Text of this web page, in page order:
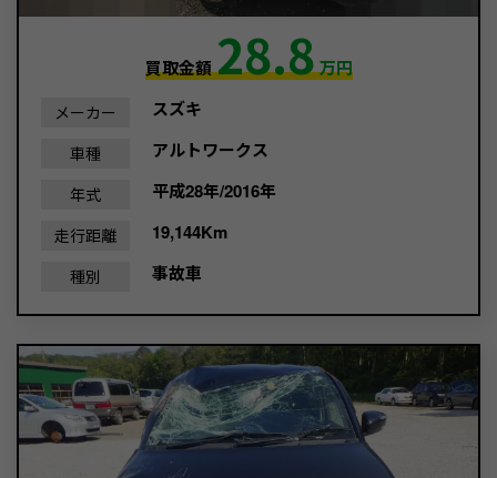
買取金額28.8万円
メーカー スズキ
車種 アルトワークス
年式 平成28年/2016年
走行距離 19,144Km
種別 事故車